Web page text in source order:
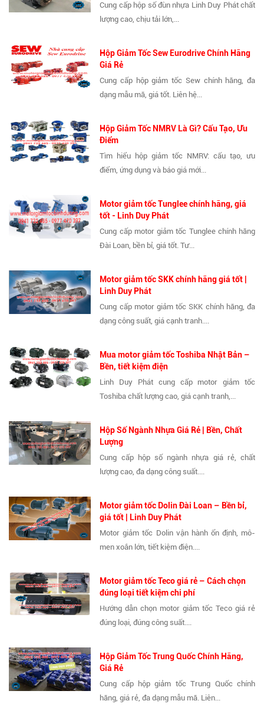
Cung cấp hộp số đùn nhựa Linh Duy Phát chất
lượng cao, chịu tải lớn,...
Hộp Giảm Tốc Sew Eurodrive Chính Hãng
Giá Rẻ
Cung cấp hộp giảm tốc Sew chính hãng, đa
dạng mẫu mã, giá tốt. Liên hệ...
Hộp Giảm Tốc NMRV Là Gì? Cấu Tạo, Ưu
Điểm
Tìm hiểu hộp giảm tốc NMRV: cấu tạo, ưu
điểm, ứng dụng và báo giá mới...
Motor giảm tốc Tunglee chính hãng, giá
tốt - Linh Duy Phát
Cung cấp motor giảm tốc Tunglee chính hãng
Đài Loan, bền bỉ, giá tốt. Tư...
Motor giảm tốc SKK chính hãng giá tốt |
Linh Duy Phát
Cung cấp motor giảm tốc SKK chính hãng, đa
dạng công suất, giá cạnh tranh....
Mua motor giảm tốc Toshiba Nhật Bản –
Bền, tiết kiệm điện
Linh Duy Phát cung cấp motor giảm tốc
Toshiba chất lượng cao, giá cạnh tranh,...
Hộp Số Ngành Nhựa Giá Rẻ | Bền, Chất
Lượng
Cung cấp hộp số ngành nhựa giá rẻ, chất
lượng cao, đa dạng công suất....
Motor giảm tốc Dolin Đài Loan – Bền bỉ,
giá tốt | Linh Duy Phát
Motor giảm tốc Dolin vận hành ổn định, mô-
men xoắn lớn, tiết kiệm điện....
Motor giảm tốc Teco giá rẻ – Cách chọn
đúng loại tiết kiệm chi phí
Hướng dẫn chọn motor giảm tốc Teco giá rẻ
đúng loại, đúng công suất....
Hộp Giảm Tốc Trung Quốc Chính Hãng,
Giá Rẻ
Cung cấp hộp giảm tốc Trung Quốc chính
hãng, giá rẻ, đa dạng mẫu mã. Liên...